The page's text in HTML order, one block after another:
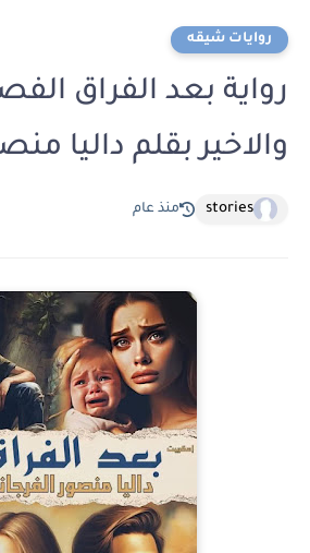
روايات شيقه
والاخير بقلم داليا
stories منذ عام